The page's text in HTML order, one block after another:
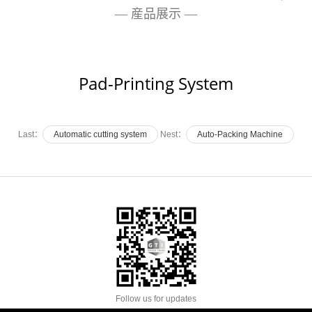
— 産品展示 —
Pad-Printing System
Last： Automatic cutting system Nest： Auto-Packing Machine
Follow us for updates